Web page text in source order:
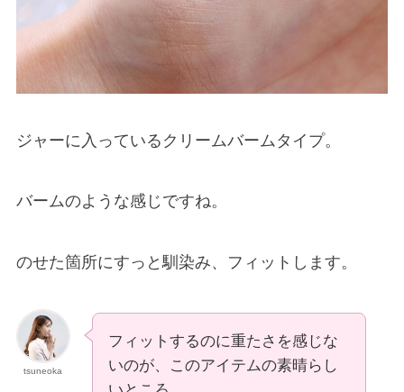
ジャーに入っているクリームバームタイプ。
バームのような感じですね。
のせた箇所にすっと馴染み、フィットします。
tsuneoka
フィットするのに重たさを感じな
いのが、このアイテムの素晴らし